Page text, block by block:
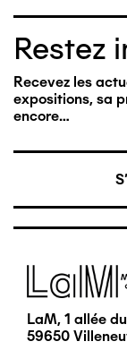
Restez
Recevez les
expositions, sa
encore…
Image
LaM, 1 allée
59650